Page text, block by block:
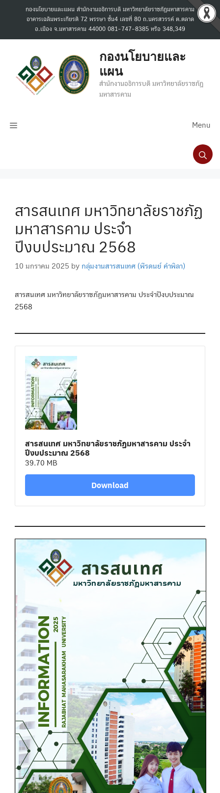
กองนโยบายและแผน สำนักงานอธิการบดี มหาวิทยาลัยราชภัฏมหาสารคาม
อาคารเฉลิมพระเกียรติ 72 พรรษา ชั้น4 เลขที่ 80 ถ.นครสวรรค์ ต.ตลาด
อ.เมือง จ.มหาสารคาม 44000 081-747-8385 หรือ 348,349
กองนโยบายและ
แผน
สำนักงานอธิการบดี มหาวิทยาลัยราชภัฏ
มหาสารคาม
Menu
สารสนเทศ มหาวิทยาลัยราชภัฏ
มหาสารคาม ประจำ
ปีงบประมาณ 2568
10 มกราคม 2025 by กลุ่มงานสารสนเทศ (พีรดนย์ คำพิลา)
สารสนเทศ มหาวิทยาลัยราชภัฏมหาสารคาม ประจำปีงบประมาณ
2568
สารสนเทศ มหาวิทยาลัยราชภัฏมหาสารคาม ประจำ
ปีงบประมาณ 2568
39.70 MB
Download